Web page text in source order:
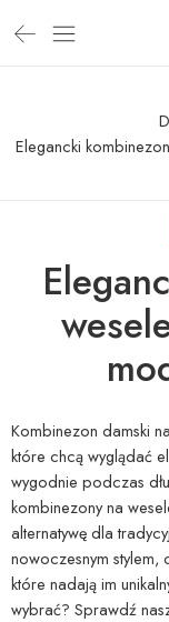
Elegancki
Kombinezon damski
które chcą wyglądać
wygodnie podczas
kombinezony na
alternatywę dla
nowoczesnym stylem,
które nadają im
wybrać? Sprawdź